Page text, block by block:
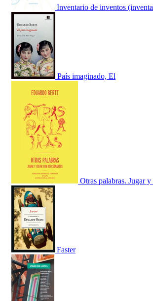
Inventario de inventos
País imaginado, El
Otras palabras. Jugar
Faster